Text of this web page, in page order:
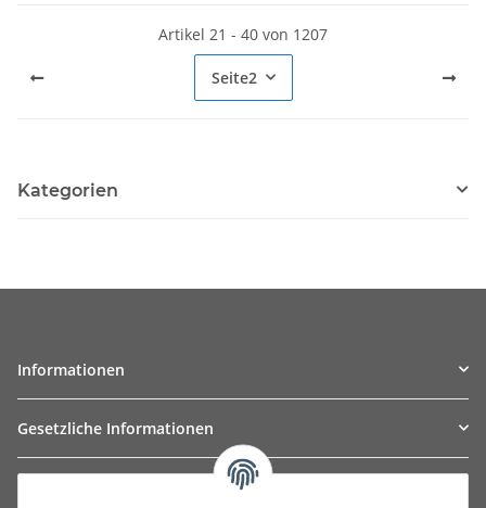
Artikel 21 - 40 von 1207
Seite2
Kategorien
Informationen
Gesetzliche Informationen